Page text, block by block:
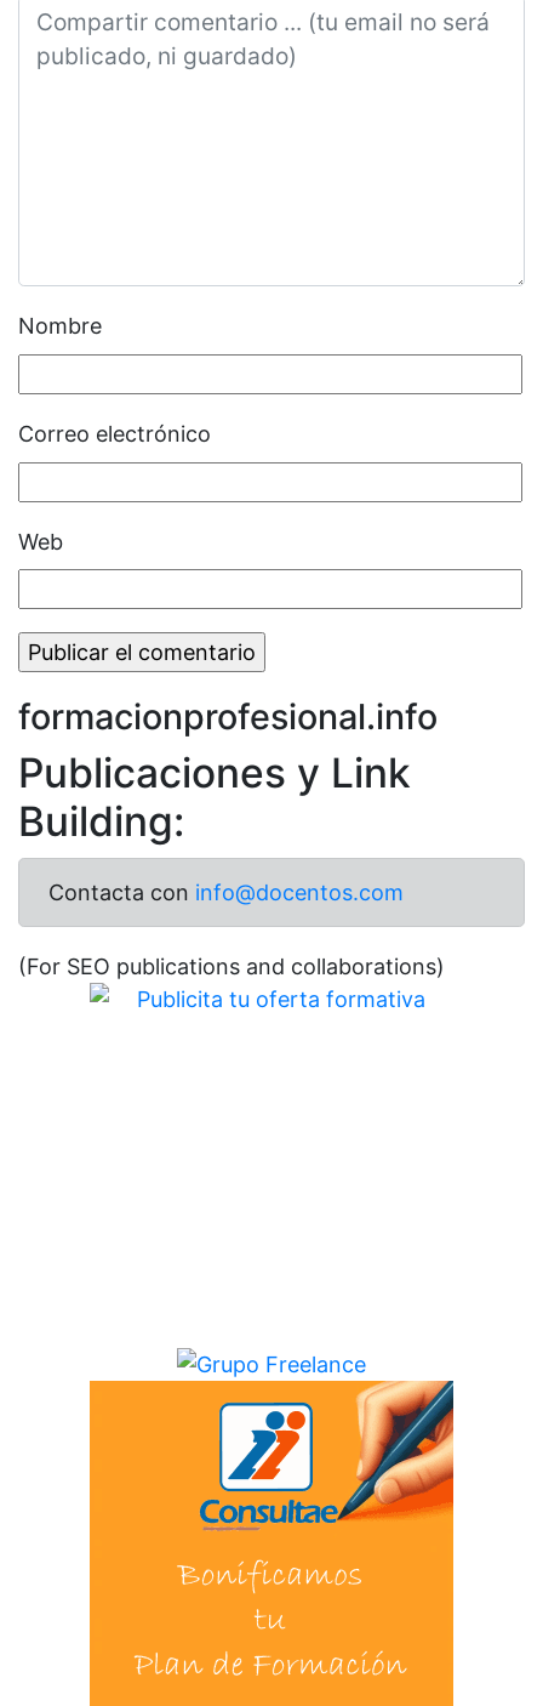
Nombre
Correo electrónico
Web
formacionprofesional.info
Publicaciones y Link
Building:
Contacta con info@docentos.com
(For SEO publications and collaborations)